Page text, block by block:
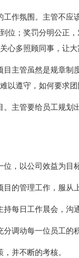
氛围。主管不应
位；奖罚分明公正
心多照顾同事，让大
管虽然是规章制
以遵守，如何要求团
管要给员工规划
以公司效益为目标
管理工作，服从上
日工作晨会，沟通
动每一位员工的
并不断的考核。